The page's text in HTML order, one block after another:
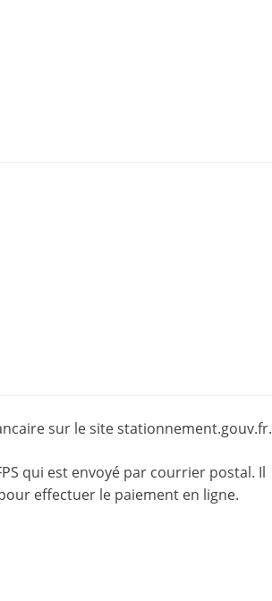
sur le sitestationnement.gouv.fr.
qui est envoyé par courrier postal. Il
effectuer le paiement en ligne.